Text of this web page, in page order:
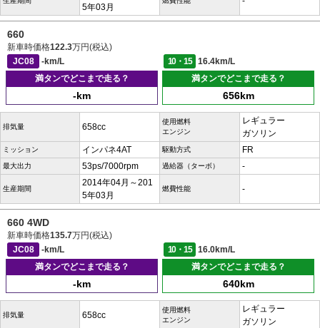
5年03月
660
新車時価格122.3万円(税込)
JC08
-km/L 10・15
16.4km/L
満タンでどこまで走る？
-km
満タンでどこまで走る？
656km
排気量 658cc
使用燃料
エンジン
レギュラー
ガソリン
ミッション インパネ4AT 駆動方式 FR
最大出力 53ps/7000rpm 過給器（ターボ） -
生産期間
2014年04月～201
5年03月
燃費性能 -
660 4WD
新車時価格135.7万円(税込)
JC08
-km/L 10・15
16.0km/L
満タンでどこまで走る？
-km
満タンでどこまで走る？
640km
排気量 658cc
使用燃料
エンジン
レギュラー
ガソリン